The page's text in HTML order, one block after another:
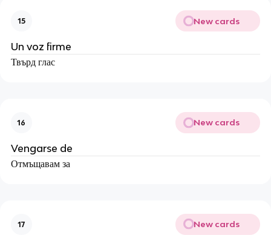
15 New cards
Un voz firme
Твърд глас
16 New cards
Vengarse de
Отмъщавам за
17 New cards